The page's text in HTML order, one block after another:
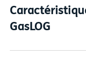
GasLOG